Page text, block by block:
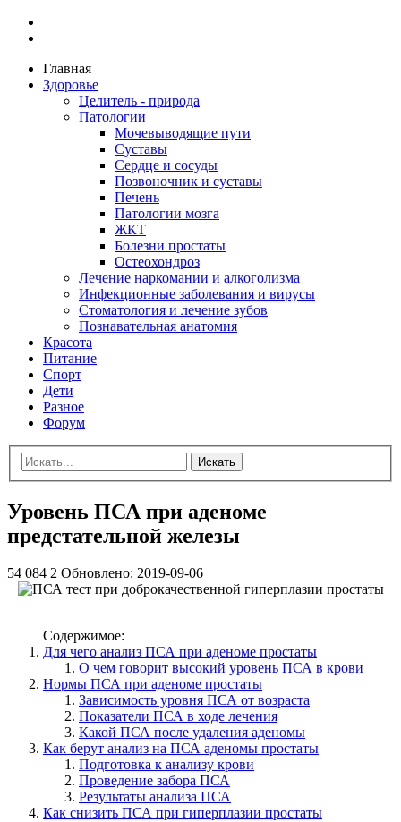
Главная
Здоровье
Целитель - природа
Патологии
Мочевыводящие пути
Суставы
Сердце и сосуды
Позвоночник и суставы
Печень
Патологии мозга
ЖКТ
Болезни простаты
Остеохондроз
Лечение наркомании и алкоголизма
Инфекционные заболевания и вирусы
Стоматология и лечение зубов
Познавательная анатомия
Красота
Питание
Спорт
Дети
Разное
Форум
Искать
Уровень ПСА при аденоме
предстательной железы
54 084 2 Обновлено: 2019-09-06
Содержимое:
Для чего анализ ПСА при аденоме простаты
О чем говорит высокий уровень ПСА в крови
Нормы ПСА при аденоме простаты
Зависимость уровня ПСА от возраста
Показатели ПСА в ходе лечения
Какой ПСА после удаления аденомы
Как берут анализ на ПСА аденомы простаты
Подготовка к анализу крови
Проведение забора ПСА
Результаты анализа ПСА
Как снизить ПСА при гиперплазии простаты